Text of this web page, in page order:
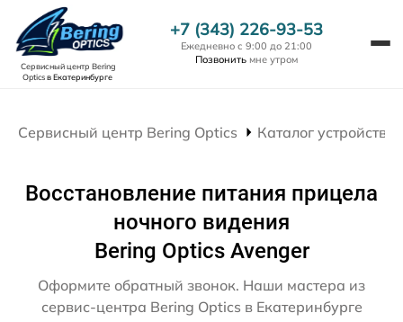
Сервисный центр Bering
Opticsв Екатеринбурге
+7 (343) 226-93-53
Ежедневно с 9:00 до 21:00
Позвонить мне утром
Сервисный центр Bering Optics Каталог устройств
Восстановление питания прицела
ночного видения
Bering Optics Avenger
Оформите обратный звонок. Наши мастера из
сервис-центра Bering Optics в Екатеринбурге